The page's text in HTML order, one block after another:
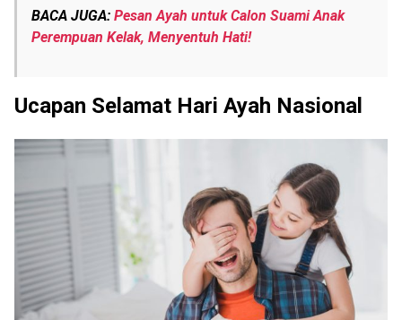
BACA JUGA: Pesan Ayah untuk Calon Suami Anak
Perempuan Kelak, Menyentuh Hati!
Ucapan Selamat Hari Ayah Nasional